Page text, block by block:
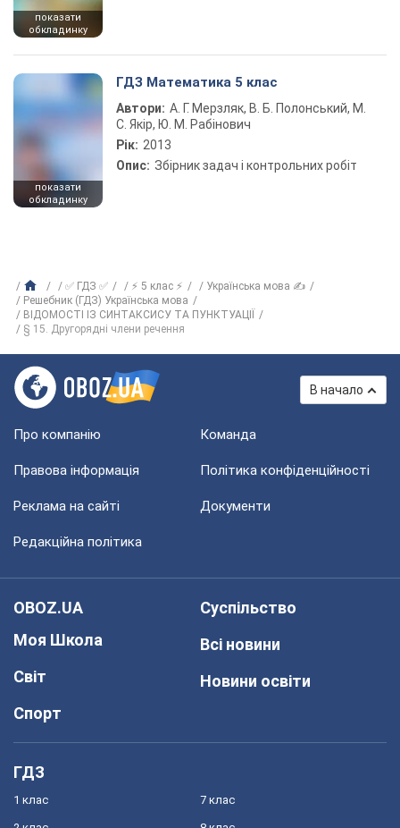
показати
обкладинку
показати
обкладинку
ГДЗ Математика 5 клас
Автори: А. Г. Мерзляк, В. Б. Полонський, М.
С. Якір, Ю. М. Рабінович
Рік: 2013
Опис: Збірник задач і контрольних робіт
✅ ГДЗ ✅ ⚡ 5 клас ⚡
Українська мова ✍
Решебник (ГДЗ) Українська мова
ВІДОМОСТІ ІЗ СИНТАКСИСУ ТА ПУНКТУАЦІЇ
§ 15. Другорядні члени речення
В начало
Про компанію Команда
Правова інформація Політика конфіденційності
Реклама на сайті Документи
Редакційна політика
OBOZ.UA
Моя Школа
Світ
Спорт
Суспільство
Всі новини
Новини освіти
ГДЗ
1 клас 7 клас